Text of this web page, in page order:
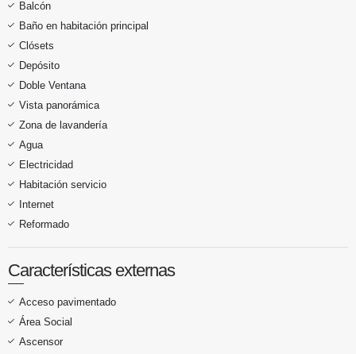
Balcón
Baño en habitación principal
Clósets
Depósito
Doble Ventana
Vista panorámica
Zona de lavandería
Agua
Electricidad
Habitación servicio
Internet
Reformado
Características externas
Acceso pavimentado
Área Social
Ascensor